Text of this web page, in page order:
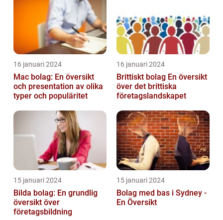
16 januari 2024
Mac bolag: En översikt
och presentation av olika
typer och populäritet
16 januari 2024
Brittiskt bolag En översikt
över det brittiska
företagslandskapet
15 januari 2024
Bilda bolag: En grundlig
översikt över
företagsbildning
15 januari 2024
Bolag med bas i Sydney -
En Översikt